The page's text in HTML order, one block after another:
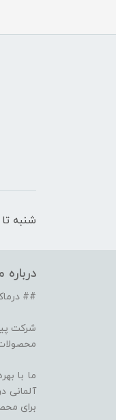
شنبه تا پنج
درباره
##
شرکت
برای